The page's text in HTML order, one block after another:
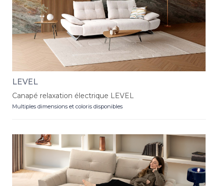
LEVEL
Canapé relaxation électrique LEVEL
Multiples dimensions et coloris disponibles